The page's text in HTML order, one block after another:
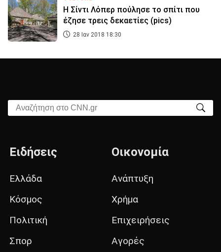
H Σίντι Λόπερ πούλησε το σπίτι που
έζησε τρεις δεκαετίες (pics)
28 Ιαν 2018 18:30
Αναζήτηση στο CNN.gr
Ειδήσεις
Ελλάδα
Κόσμος
Πολιτική
Σπορ
Οικονομία
Ανάπτυξη
Χρήμα
Επιχειρήσεις
Αγορές